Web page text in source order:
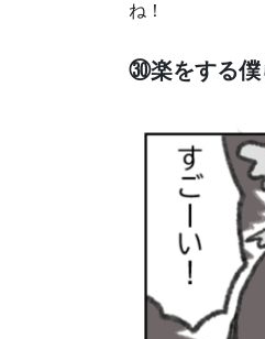
ね！
㉚楽をする僕